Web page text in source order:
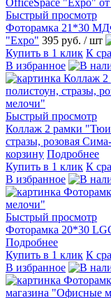
Быстрый просмотр
Фоторамка 21*30
"Expo" 395 руб. / шт
Купить в 1 клик К
В избранное
Быстрый просмотр
Коллаж 2 рамки
стразы, розовая
корзину Подробнее
Купить в 1 клик К
В избранное
Быстрый просмотр
Фоторамка 20*30
Подробнее
Купить в 1 клик К
В избранное